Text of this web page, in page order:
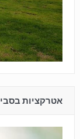
אטרקציות